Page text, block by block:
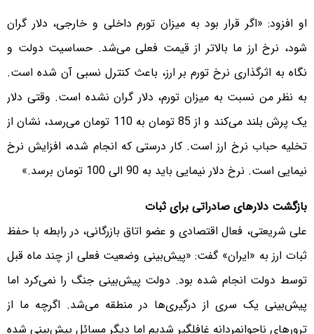
او افزود: «اگر قرار بود به میزان تورم داخلی و خارجی، دلار گران
شود، نرخ ارز ما بالاتر از قیمت فعلی می‌شد. حساسیت دولت و
نگاه به اثرگذاری نرخ تورم بر ارز، باعث کنترل نسبی آن شده است.
به نظر من نسبت به میزان تورم، دلار گران نشده است. وقتی دلار
یک پرش بلند می‌کند و از 85 تومان به 110 تومان می‌رسد، نشان از
تخلیه حباب نرخ ارز است. کار درستی که انجام شده، افزایش نرخ
نیمایی است. نرخ دلار نیمایی باید به 90 الی 100 تومان برسد.»
بازگشت دلار‌های صادراتی برای ثبات
علی شریعتی، فعال اقتصادی و عضو اتاق بازرگانی، در رابطه با حفظ
ثبات ارز به «ایران» گفت: «پیش‌بینی وضعیت فعلی از چند ماه قبل
توسط دولت انجام شده بود. دولت پیش‌بینی جنگ را نمی‌کرد اما
پیش‌بینی یک سری از درگیری‌ها در منطقه می‌شد. اگرچه ما از
ترورهای ناجوانمردانه غافلگیر شدیم اما دیگر مسائل پیش‌بینی شده